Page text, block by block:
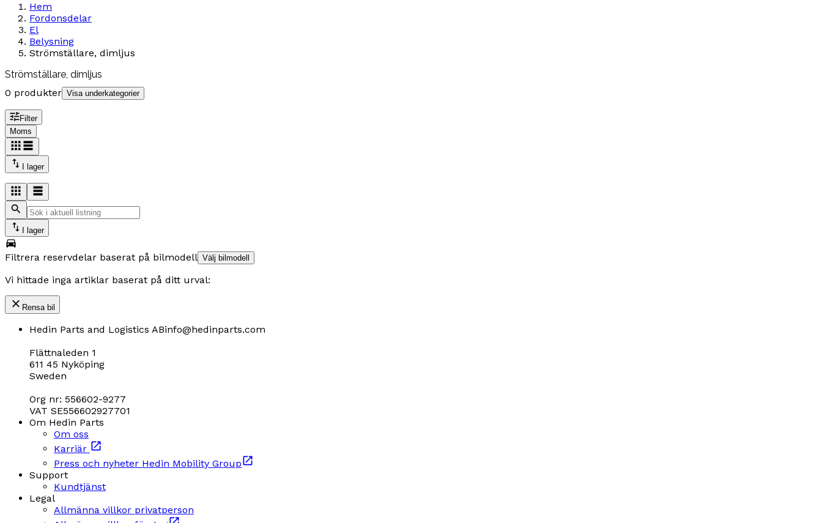
Hem
Fordonsdelar
El
Belysning
Strömställare, dimljus
Strömställare, dimljus
0 produkter Visa underkategorier
Filter
Moms
I lager
I lager
Filtrera reservdelar baserat på bilmodell Välj bilmodell
Vi hittade inga artiklar baserat på ditt urval:
Rensa bil
Hedin Parts and Logistics ABinfo@hedinparts.com
Flättnaleden 1
611 45 Nyköping
Sweden
Org nr: 556602-9277
VAT SE556602927701
Om Hedin Parts
Om oss
Karriär
Press och nyheter Hedin Mobility Group
Support
Kundtjänst
Legal
Allmänna villkor privatperson